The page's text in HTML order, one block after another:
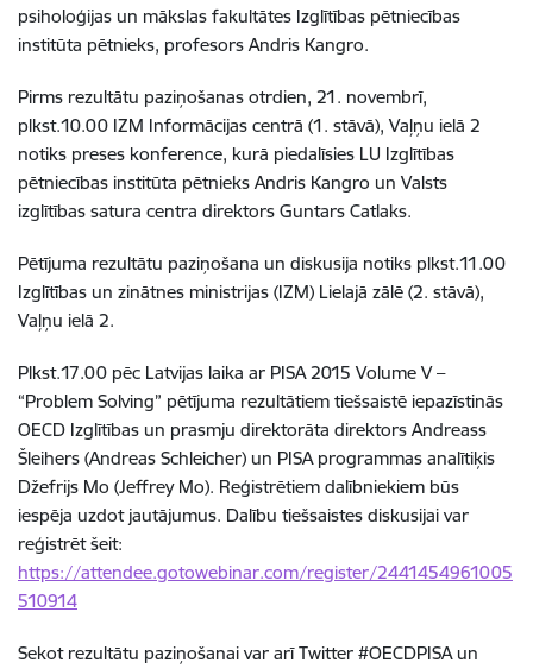
psiholoģijas un mākslas fakultātes Izglītības pētniecības
institūta pētnieks, profesors Andris Kangro.
Pirms rezultātu paziņošanas otrdien, 21. novembrī,
plkst.10.00 IZM Informācijas centrā (1. stāvā), Vaļņu ielā 2
notiks preses konference, kurā piedalīsies LU Izglītības
pētniecības institūta pētnieks Andris Kangro un Valsts
izglītības satura centra direktors Guntars Catlaks.
Pētījuma rezultātu paziņošana un diskusija notiks plkst.11.00
Izglītības un zinātnes ministrijas (IZM) Lielajā zālē (2. stāvā),
Vaļņu ielā 2.
Plkst.17.00 pēc Latvijas laika ar PISA 2015 Volume V –
“Problem Solving” pētījuma rezultātiem tiešsaistē iepazīstinās
OECD Izglītības un prasmju direktorāta direktors Andreass
Šleihers (Andreas Schleicher) un PISA programmas analītiķis
Džefrijs Mo (Jeffrey Mo). Reģistrētiem dalībniekiem būs
iespēja uzdot jautājumus. Dalību tiešsaistes diskusijai var
reģistrēt šeit:
https://attendee.gotowebinar.com/register/2441454961005
510914
Sekot rezultātu paziņošanai var arī Twitter #OECDPISA un